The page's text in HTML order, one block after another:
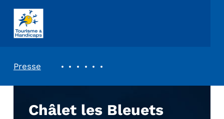
ASSOCIATION TOURISME ET HANDICAPS
Presse
Châlet les Bleuets